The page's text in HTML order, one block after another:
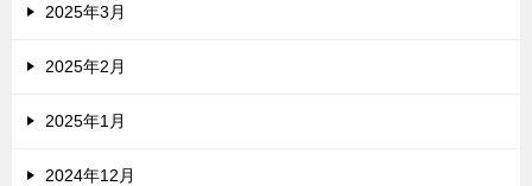
2025年3月
2025年2月
2025年1月
2024年12月